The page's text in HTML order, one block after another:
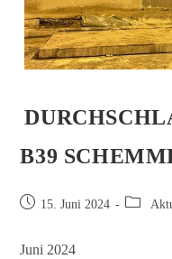
B39
15. Juni 2024
Juni 2024